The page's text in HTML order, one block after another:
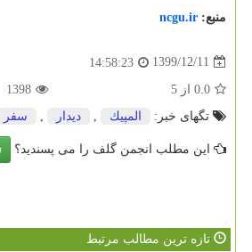
منبع: ncgu.ir
1399/12/11
14:58:23
0.0 از 5
1398
تگهای خبر:
المپیك دیدار سفر
این مطلب انجمن گلف را می پسندید؟
تازه ترین مطالب مرتبط